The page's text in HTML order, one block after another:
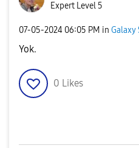
Expert Level 5
‎07-05-2024 06:05 PM in Galaxy
Yok.
0 Likes